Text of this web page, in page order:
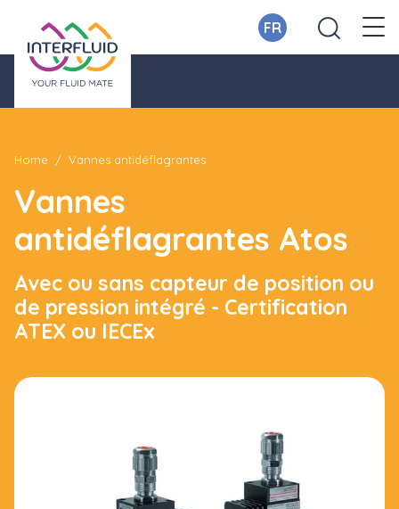
FR
Home Vannes antidéflagrantes
Vannes
antidéflagrantes Atos
Avec ou sans capteur de position ou
de pression intégré - Certification
ATEX ou IECEx